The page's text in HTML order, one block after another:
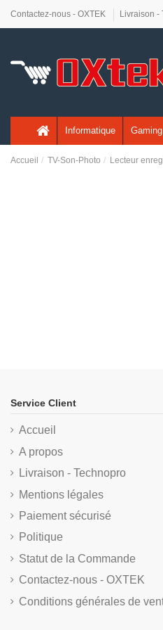
Contactez-nous - OXTEK Livraison -
Informatique Gaming
Accueil TV-Son-Photo Lecteur
Service Client
Accueil
A propos
Livraison - Technopro
Mentions légales
Paiement sécurisé
Politique
Statut de la Commande
Contactez-nous - OXTEK
Conditions générales de